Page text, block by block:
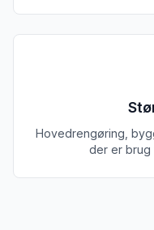
Hovedrengøring,
der er brug